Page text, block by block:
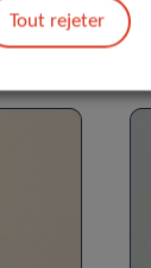
Tout rejeter